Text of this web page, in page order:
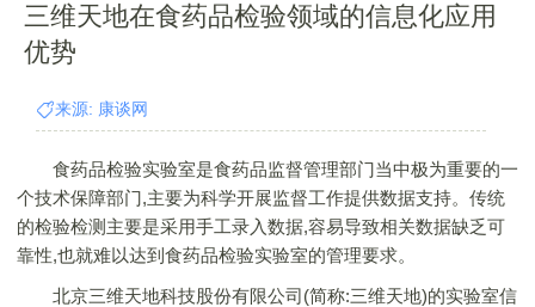
三维天地在食药品检验领域的信息化应用
优势
来源: 康谈网
食药品检验实验室是食药品监督管理部门当中极为重要的一
个技术保障部门,主要为科学开展监督工作提供数据支持。传统
的检验检测主要是采用手工录入数据,容易导致相关数据缺乏可
靠性,也就难以达到食药品检验实验室的管理要求。
北京三维天地科技股份有限公司(简称:三维天地)的实验室信